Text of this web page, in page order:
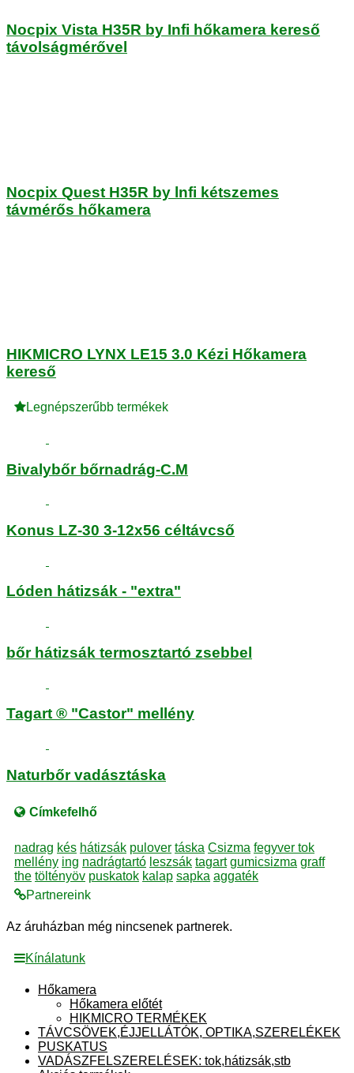
Nocpix Vista H35R by Infi hőkamera kereső
távolságmérővel
Nocpix Quest H35R by lnfi kétszemes
távmérős hőkamera
HIKMICRO LYNX LE15 3.0 Kézi Hőkamera
kereső
Legnépszerűbb termékek
Bivalybőr bőrnadrág-C.M
Konus LZ-30 3-12x56 céltávcső
Lóden hátizsák - "extra"
bőr hátizsák termosztartó zsebbel
Tagart ® "Castor" mellény
Naturbőr vadásztáska
Címkefelhő
nadrag kés hátizsák pulover táska Csizma fegyver tok
mellény ing nadrágtartó leszsák tagart gumicsizma graff
the töltényöv puskatok kalap sapka aggaték
Partnereink
Az áruházban még nincsenek partnerek.
Kínálatunk
Hőkamera
Hőkamera előtét
HIKMICRO TERMÉKEK
TÁVCSÖVEK,ÉJJELLÁTÓK, OPTIKA,SZERELÉKEK
PUSKATUS
VADÁSZFELSZERELÉSEK: tok,hátizsák,stb